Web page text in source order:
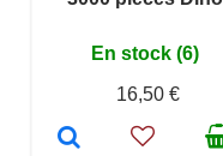
En stock (6)
16,50 €